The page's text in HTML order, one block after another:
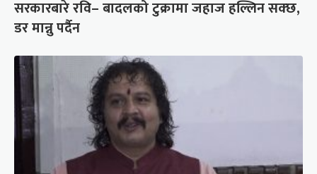
सरकारबारे रवि– बादलको टुक्रामा जहाज हल्लिन सक्छ,
डर मान्नु पर्दैन